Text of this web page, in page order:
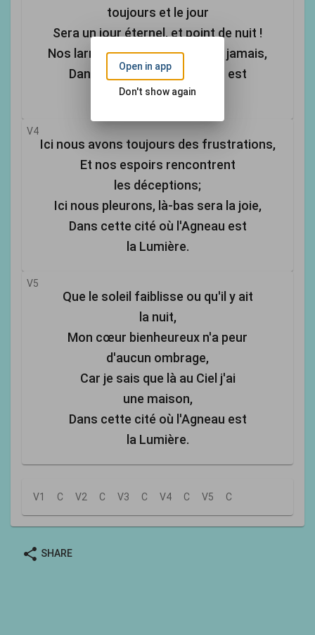
toujours et le jour
Sera un jour éternel, et point de nuit !
Nos larmes seront essuyées à jamais,
Dans cette cité où l'Agneau est
la Lumière.
V4
Ici nous avons toujours des frustrations,
Et nos espoirs rencontrent
les déceptions;
Ici nous pleurons, là-bas sera la joie,
Dans cette cité où l'Agneau est
la Lumière.
V5
Que le soleil faiblisse ou qu'il y ait
la nuit,
Mon cœur bienheureux n'a peur
d'aucun ombrage,
Car je sais que là au Ciel j'ai
une maison,
Dans cette cité où l'Agneau est
la Lumière.
V1 C V2 C V3 C V4 C V5 C
share SHARE
Open in app
Don't show again